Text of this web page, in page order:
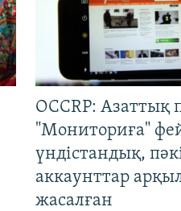
OCCRP: Азаттық
"Мониториға"
үндістандық,
аккаунттар
жасалған